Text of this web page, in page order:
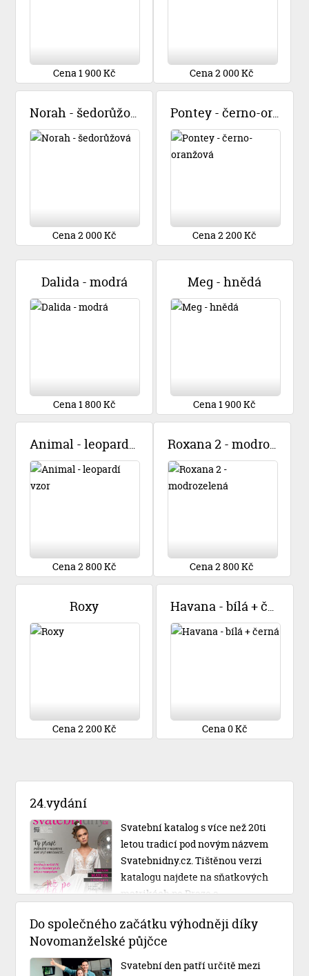
Cena 1 900 Kč Cena 2 000 Kč
Norah - šedorůžová
Cena 2 000 Kč
Pontey - černo-oranžová
Cena 2 200 Kč
Dalida - modrá
Cena 1 800 Kč
Meg - hnědá
Cena 1 900 Kč
Animal - leopardí vzor
Cena 2 800 Kč
Roxana 2 - modrozelená
Cena 2 800 Kč
Roxy
Cena 2 200 Kč
Havana - bílá + černá
Cena 0 Kč
24.vydání
Svatební katalog s více než 20ti
letou tradicí pod novým názvem
Svatebnidny.cz. Tištěnou verzi
katalogu najdete na sňatkových
matrikách po Praze a
Do společného začátku výhodněji díky
Novomanželské půjčce
Svatební den patří určitě mezi